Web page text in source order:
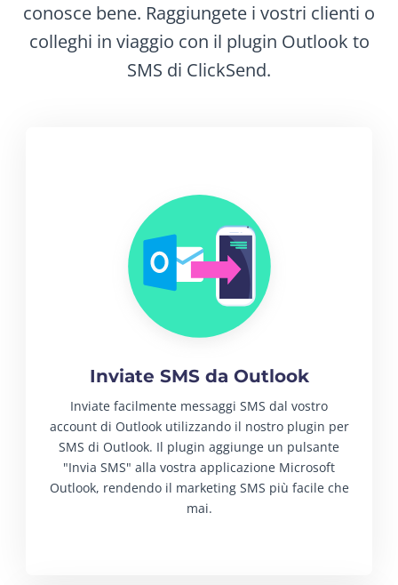
conosce bene. Raggiungete i vostri clienti o
colleghi in viaggio con il plugin Outlook to
SMS di ClickSend.
Inviate SMS da Outlook
Inviate facilmente messaggi SMS dal vostro
account di Outlook utilizzando il nostro plugin per
SMS di Outlook. Il plugin aggiunge un pulsante
"Invia SMS" alla vostra applicazione Microsoft
Outlook, rendendo il marketing SMS più facile che
mai.